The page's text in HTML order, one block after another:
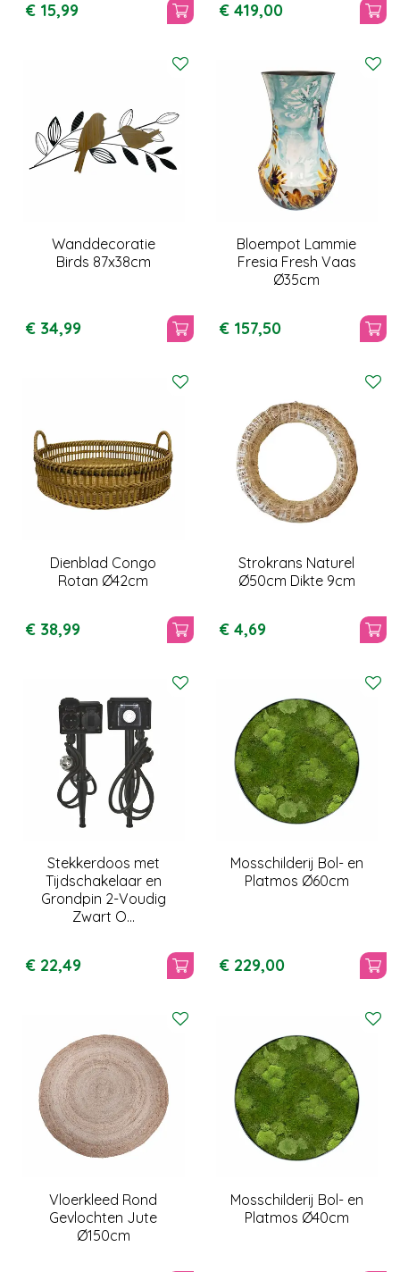
€ 15,99 € 419,00
Wanddecoratie
Birds 87x38cm
€ 34,99
Bloempot Lammie
Fresia Fresh Vaas
Ø35cm
€ 157,50
Dienblad Congo
Rotan Ø42cm
€ 38,99
Strokrans Naturel
Ø50cm Dikte 9cm
€ 4,69
Stekkerdoos met
Tijdschakelaar en
Grondpin 2-Voudig
Zwart O…
€ 22,49
Mosschilderij Bol- en
Platmos Ø60cm
€ 229,00
Vloerkleed Rond
Gevlochten Jute
Ø150cm
Mosschilderij Bol- en
Platmos Ø40cm